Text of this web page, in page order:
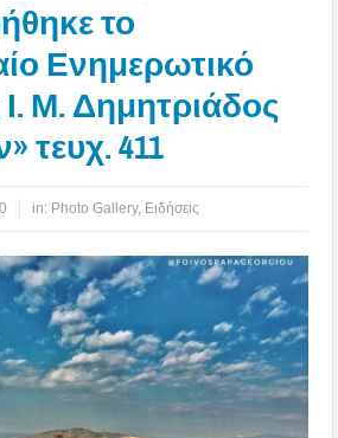
το
Ενημερωτικό
Ι. Μ. Δημητριάδος
τευχ. 411
in: Photo Gallery, Ειδήσεις